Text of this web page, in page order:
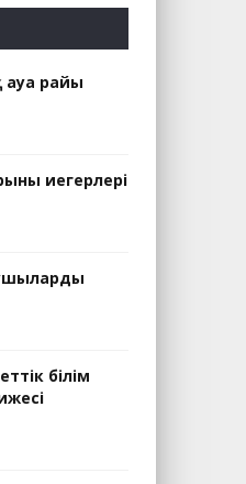
ауа райы
иегерлері
білім